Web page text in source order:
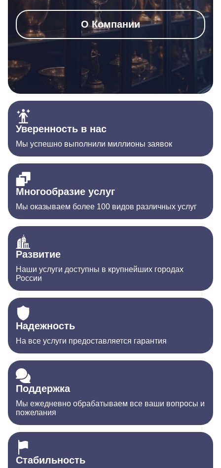
О Компании
Уверенность в нас
Мы успешно выполнили миллионы заявок
Многообразие услуг
Мы оказываем более 100 видов различных услуг
Развитие
Наши услуги доступны в крупнейших городах
России
Надежность
На все услуги предоставляется гарантия
Поддержка
Мы ежедневно обрабатываем все ваши вопросы и
пожелания
Стабильность